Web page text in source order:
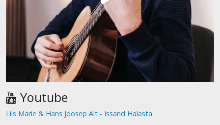
Youtube
Liis Marie & Hans Joosep Alt - Issand Halasta